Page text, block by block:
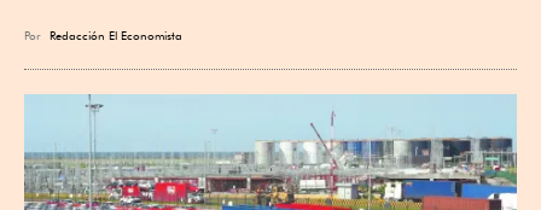
Por Redacción El Economista